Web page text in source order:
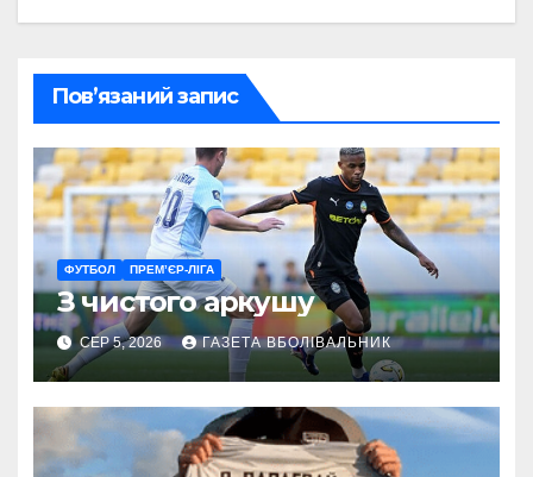
Пов’язаний запис
ФУТБОЛ ПРЕМ’ЄР-ЛІГА
З чистого аркушу
СЕР 5, 2026 ГАЗЕТА ВБОЛІВАЛЬНИК